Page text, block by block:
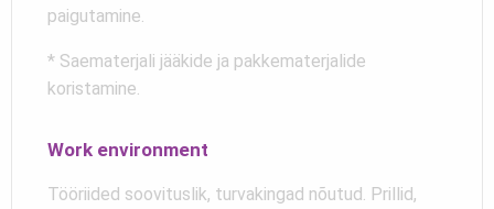
paigutamine.
* Saematerjali jääkide ja pakkematerjalide
koristamine.
Work environment
Tööriided soovituslik, turvakingad nõutud. Prillid,